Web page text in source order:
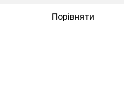
Порівняти